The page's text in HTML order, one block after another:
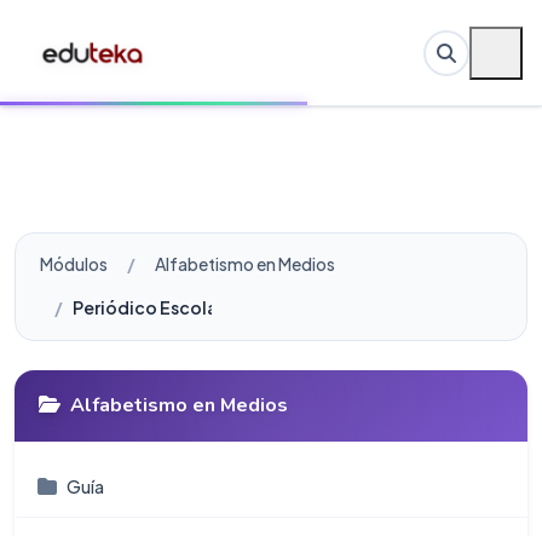
Módulos
Alfabetismo en Medios
Periódico Escolar
Alfabetismo en Medios
Guí­a